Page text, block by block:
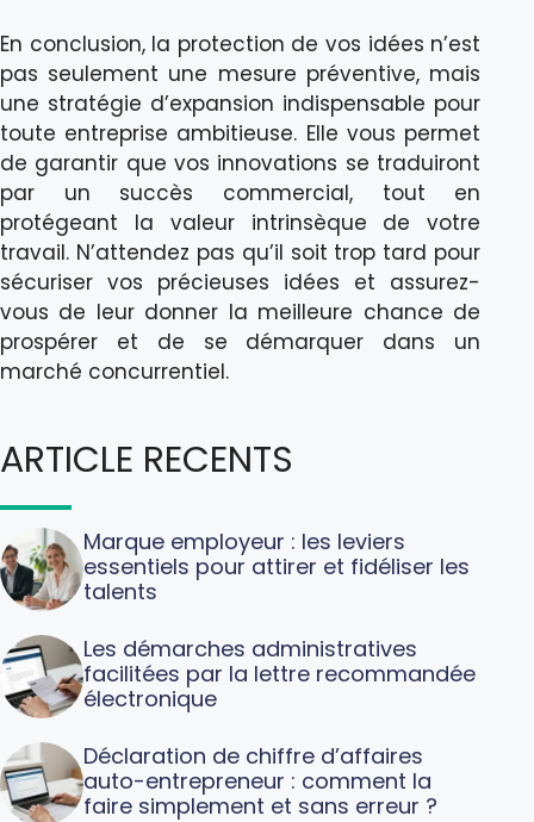
En conclusion, la protection de vos idées n’est
pas seulement une mesure préventive, mais
une stratégie d’expansion indispensable pour
toute entreprise ambitieuse. Elle vous permet
de garantir que vos innovations se traduiront
par un succès commercial, tout en
protégeant la valeur intrinsèque de votre
travail. N’attendez pas qu’il soit trop tard pour
sécuriser vos précieuses idées et assurez-
vous de leur donner la meilleure chance de
prospérer et de se démarquer dans un
marché concurrentiel.
ARTICLE RECENTS
Marque employeur : les leviers
essentiels pour attirer et fidéliser les
talents
Les démarches administratives
facilitées par la lettre recommandée
électronique
Déclaration de chiffre d’affaires
auto-entrepreneur : comment la
faire simplement et sans erreur ?